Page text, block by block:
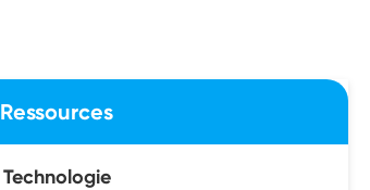
Ressources
Technologie